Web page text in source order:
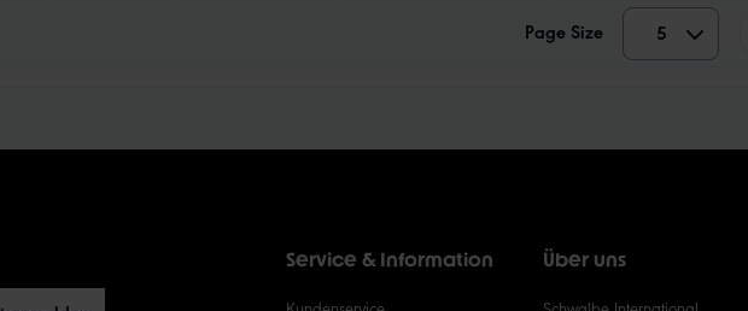
Page Size 5 5
50
Service & Information Über uns